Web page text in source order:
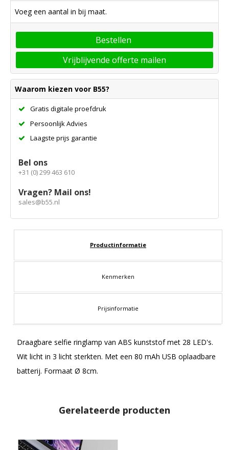
Voeg een aantal in bij maat.
Bestellen
Vrijblijvende offerte mailen
Waarom kiezen voor B55?
Gratis digitale proefdruk
Persoonlijk Advies
Laagste prijs garantie
Bel ons
+31 (0) 299 463 610
Vragen? Mail ons!
sales@b55.nl
Productinformatie
Kenmerken
Prijsinformatie
Draagbare selfie ringlamp van ABS kunststof met 28 LED's.
Wit licht in 3 licht sterkten. Met een 80 mAh USB oplaadbare
batterij. Formaat Ø 8cm.
Gerelateerde producten